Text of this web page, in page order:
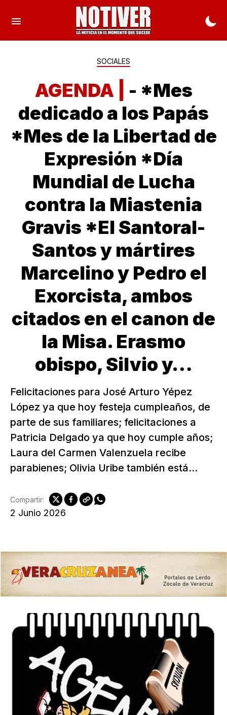
SOCIALES
AGENDA | - *Mes
dedicado a los Papás
*Mes de la Libertad de
Expresión *Día
Mundial de Lucha
contra la Miastenia
Gravis *El Santoral-
Santos y mártires
Marcelino y Pedro el
Exorcista, ambos
citados en el canon de
la Misa. Erasmo
obispo, Silvio y…
Felicitaciones para José Arturo Yépez
López ya que hoy festeja cumpleaños, de
parte de sus familiares; felicitaciones a
Patricia Delgado ya que hoy cumple años;
Laura del Carmen Valenzuela recibe
parabienes; Olivia Uribe también está...
2 Junio 2026
Compartir: